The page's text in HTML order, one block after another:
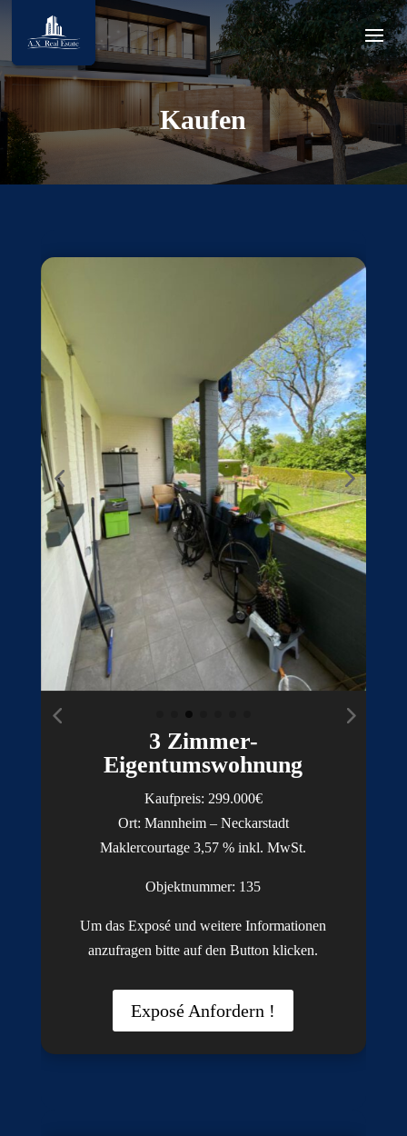
Kaufen
3 Zimmer-
Eigentumswohnung
Kaufpreis: 299.000€
Ort: Mannheim – Neckarstadt
Maklercourtage 3,57 % inkl. MwSt.
Objektnummer: 135
Um das Exposé und weitere Informationen
anzufragen bitte auf den Button klicken.
Exposé Anfordern !